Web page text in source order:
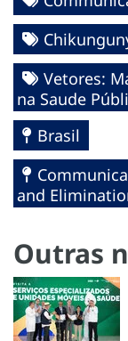
Vetores:
na Saude
Brasil
and
Outras